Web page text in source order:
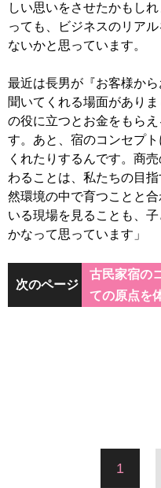
しい思いをさせたかもし
っても、ビジネスのリア
ないかと思っています。
最近は長男が『お客様か
聞いてくれる場面があり
の役に立つとお金をもら
す。あと、宿のコンセプ
くれたりするんです。商
わることは、私たちの目
然環境の中で育つことと
いる現場を見ることも、
かなって思っています」
次のページ
古民家宿の
ての原点を
1